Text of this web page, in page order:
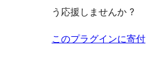
う応援しませんか ?
このプラグインに寄付